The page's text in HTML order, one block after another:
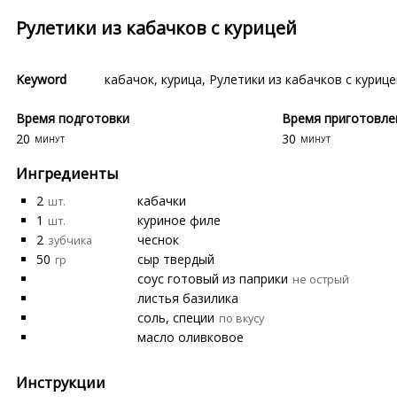
Рулетики из кабачков с курицей
Keyword кабачок, курица, Рулетики из кабачков с
Время подготовки
20 минут
Время
30 минут
Ингредиенты
2 шт.
кабачки
1 шт.
куриное филе
2 зубчика
чеснок
50 гр
сыр твердый
соус готовый из паприки не острый
листья базилика
соль, специи по вкусу
масло оливковое
Инструкции